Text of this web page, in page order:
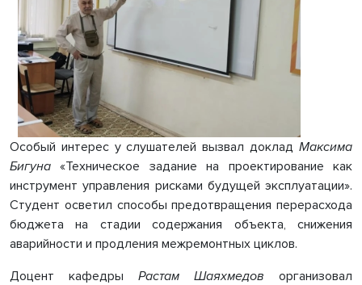
Особый интерес у слушателей вызвал доклад Максима
Бигуна «Техническое задание на проектирование как
инструмент управления рисками будущей эксплуатации».
Студент осветил способы предотвращения перерасхода
бюджета на стадии содержания объекта, снижения
аварийности и продления межремонтных циклов.
Доцент кафедры Растам Шаяхмедов организовал